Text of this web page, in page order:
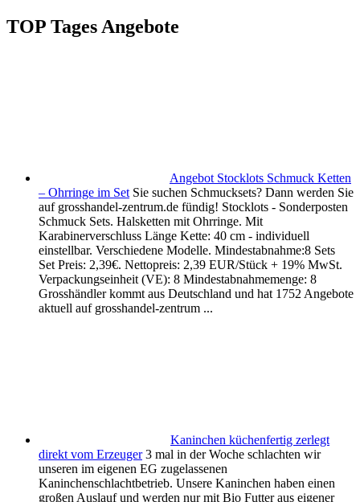
TOP Tages Angebote
Angebot Stocklots Schmuck Ketten
– Ohrringe im Set Sie suchen Schmucksets? Dann werden Sie
auf grosshandel-zentrum.de fündig! Stocklots - Sonderposten
Schmuck Sets. Halsketten mit Ohrringe. Mit
Karabinerverschluss Länge Kette: 40 cm - individuell
einstellbar. Verschiedene Modelle. Mindestabnahme:8 Sets
Set Preis: 2,39€. Nettopreis: 2,39 EUR/Stück + 19% MwSt.
Verpackungseinheit (VE): 8 Mindestabnahmemenge: 8
Grosshändler kommt aus Deutschland und hat 1752 Angebote
aktuell auf grosshandel-zentrum ...
Kaninchen küchenfertig zerlegt
direkt vom Erzeuger 3 mal in der Woche schlachten wir
unseren im eigenen EG zugelassenen
Kaninchenschlachtbetrieb. Unsere Kaninchen haben einen
großen Auslauf und werden nur mit Bio Futter aus eigener